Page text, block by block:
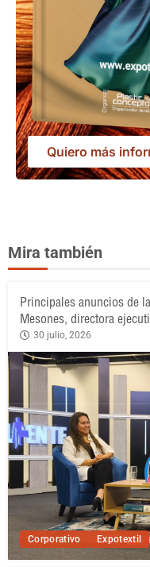
Quiero más
Mira también
Corporativo Expotextil
Principales anuncios de
Mesones, directora
30 julio, 2026